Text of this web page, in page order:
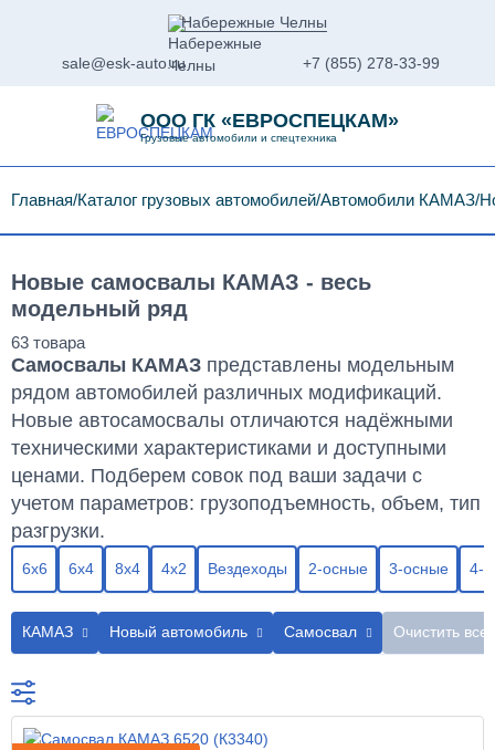
Набережные Челны
sale@esk-auto.ru +7 (855) 278-33-99
ООО ГК «ЕВРОСПЕЦКАМ»
Грузовые автомобили и спецтехника
Главная Каталог грузовых автомобилей Автомобили КАМАЗ
Новые самосвалы КАМАЗ - весь
модельный ряд
Самосвалы КАМАЗ представлены модельным
рядом автомобилей различных модификаций.
Новые автосамосвалы отличаются надёжными
техническими характеристиками и доступными
ценами. Подберем совок под ваши задачи с
учетом параметров: грузоподъемность, объем, тип
разгрузки.
6х6 6х4 8х4 4х2 Вездеходы 2-осные 3-осные 4-
КАМАЗ Новый автомобиль Самосвал Очистить все